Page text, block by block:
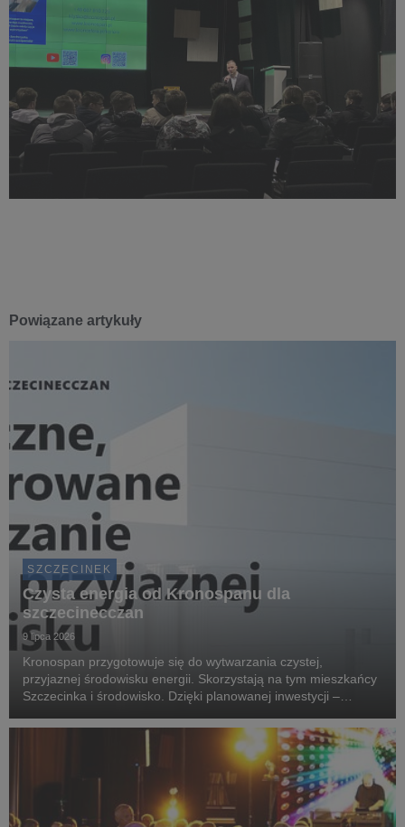
Powiązane artykuły
SZCZECINEK
Czysta energia od Kronospanu dla
szczecinecczan
9 lipca 2026
Kronospan przygotowuje się do wytwarzania czystej,
przyjaznej środowisku energii. Skorzystają na tym mieszkańcy
Szczecinka i środowisko. Dzięki planowanej inwestycji –
domów szczecinecczan popłynie ogrzewanie ...